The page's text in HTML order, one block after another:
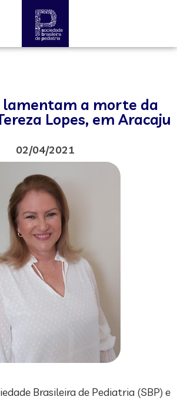
lamentam a morte da
Lopes, em Aracaju
02/04/2021
Brasileira de Pediatria (SBP) e